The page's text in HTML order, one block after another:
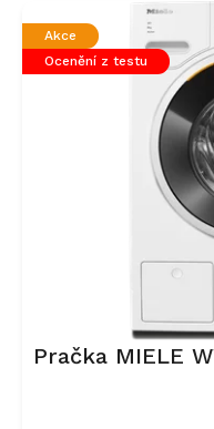
Akce
Ocenění z testu
Pračka MIELE